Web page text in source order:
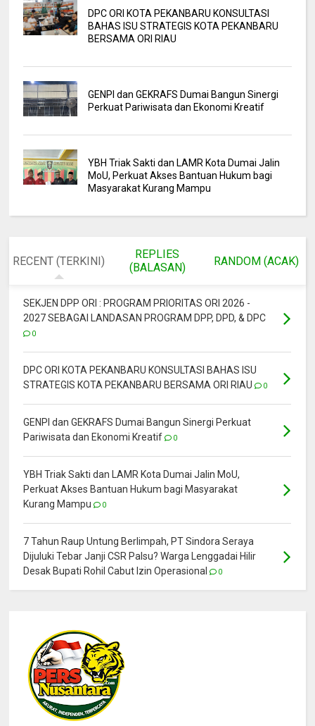
DPC ORI KOTA PEKANBARU KONSULTASI
BAHAS ISU STRATEGIS KOTA PEKANBARU
BERSAMA ORI RIAU
GENPI dan GEKRAFS Dumai Bangun Sinergi
Perkuat Pariwisata dan Ekonomi Kreatif
YBH Triak Sakti dan LAMR Kota Dumai Jalin
MoU, Perkuat Akses Bantuan Hukum bagi
Masyarakat Kurang Mampu
RECENT (TERKINI)
REPLIES
(BALASAN)
RANDOM (ACAK)
SEKJEN DPP ORI : PROGRAM PRIORITAS ORI 2026 -
2027 SEBAGAI LANDASAN PROGRAM DPP, DPD, & DPC
0
DPC ORI KOTA PEKANBARU KONSULTASI BAHAS ISU
STRATEGIS KOTA PEKANBARU BERSAMA ORI RIAU
0
GENPI dan GEKRAFS Dumai Bangun Sinergi Perkuat
Pariwisata dan Ekonomi Kreatif
0
YBH Triak Sakti dan LAMR Kota Dumai Jalin MoU,
Perkuat Akses Bantuan Hukum bagi Masyarakat
Kurang Mampu
0
7 Tahun Raup Untung Berlimpah, PT Sindora Seraya
Dijuluki Tebar Janji CSR Palsu? Warga Lenggadai Hilir
Desak Bupati Rohil Cabut Izin Operasional
0